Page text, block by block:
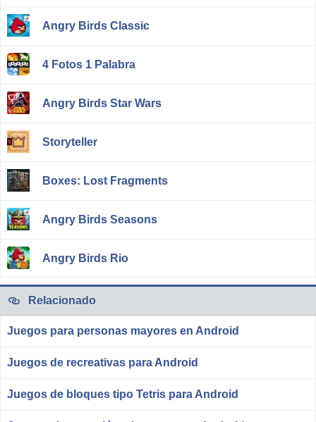
Angry Birds Classic
4 Fotos 1 Palabra
Angry Birds Star Wars
Storyteller
Boxes: Lost Fragments
Angry Birds Seasons
Angry Birds Rio
Relacionado
Juegos para personas mayores en Android
Juegos de recreativas para Android
Juegos de bloques tipo Tetris para Android